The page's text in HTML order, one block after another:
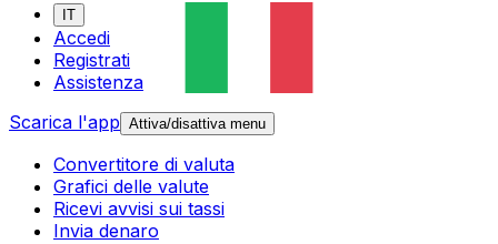
IT
Accedi
Registrati
Assistenza
Scarica l'app Attiva/disattiva menu
Convertitore di valuta
Grafici delle valute
Ricevi avvisi sui tassi
Invia denaro